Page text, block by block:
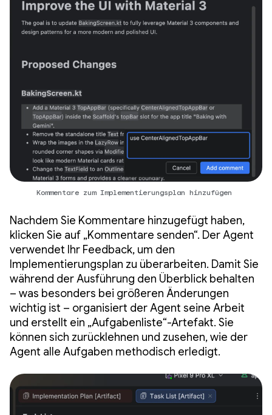
Kommentare zum Implementierungsplan hinzufügen
Nachdem Sie Kommentare hinzugefügt haben,
klicken Sie auf „Kommentare senden“. Der Agent
verwendet Ihr Feedback, um den
Implementierungsplan zu überarbeiten. Damit Sie
während der Ausführung den Überblick behalten
– was besonders bei größeren Änderungen
wichtig ist – organisiert der Agent seine Arbeit
und erstellt ein „Aufgabenliste“-Artefakt. Sie
können sich zurücklehnen und zusehen, wie der
Agent alle Aufgaben methodisch erledigt.